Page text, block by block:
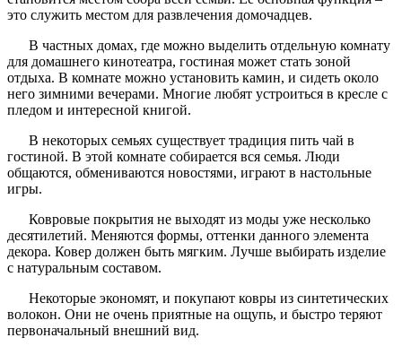
это служить местом для развлечения домочадцев.
В частных домах, где можно выделить отдельную комнату
для домашнего кинотеатра, гостиная может стать зоной
отдыха. В комнате можно установить камин, и сидеть около
него зимними вечерами. Многие любят устроиться в кресле с
пледом и интересной книгой.
В некоторых семьях существует традиция пить чай в
гостиной. В этой комнате собирается вся семья. Люди
общаются, обмениваются новостями, играют в настольные
игры.
Ковровые покрытия не выходят из моды уже несколько
десятилетий. Меняются формы, оттенки данного элемента
декора. Ковер должен быть мягким. Лучше выбирать изделие
с натуральным составом.
Некоторые экономят, и покупают ковры из синтетических
волокон. Они не очень приятные на ощупь, и быстро теряют
первоначальный внешний вид.